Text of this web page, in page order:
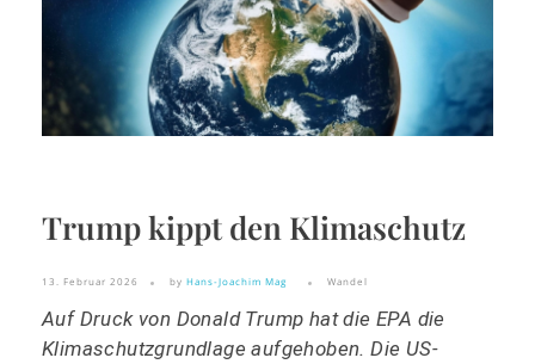
Trump kippt den Klimaschutz
13. Februar 2026 by Hans-Joachim Mag Wandel
Auf Druck von Donald Trump hat die EPA die
Klimaschutzgrundlage aufgehoben. Die US-